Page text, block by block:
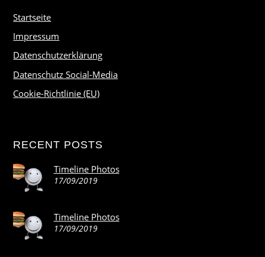
Startseite
Impressum
Datenschutzerklärung
Datenschutz Social-Media
Cookie-Richtlinie (EU)
RECENT POSTS
Timeline Photos
17/09/2019
Timeline Photos
17/09/2019